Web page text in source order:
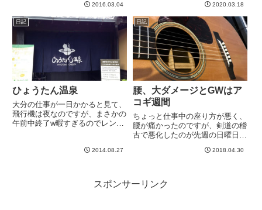
ました。ね、、ねこ！よく見ると
猫だらけな店でしたw大連名物ら
しい、魚系の餃子を頼んでみるも
のの、正直うまくないwつみれ
み...
2016.03.04
ドのポイントがいつの間にかかな
り溜まっていたので、ダイソンの
あのループみたいな扇風機と迷っ
てこっちにしたのだっ...
2020.03.18
日記
ひょうたん温泉
大分の仕事が一日かかると見て、
飛行機は夜なのですが、まさかの
午前中終了w暇すぎるのでレンタ
れませんでしたが、砂湯といっ
2014.08.27
日記
腰、大ダメージとGWはア
コギ週間
ちょっと仕事中の座り方が悪く、
腰が痛かったのですが、剣道の稽
古で悪化したのが先週の日曜日。
したりしてたのですが、今朝、め
ても全然治らないというのは過去
最...
2018.04.30
スポンサーリンク